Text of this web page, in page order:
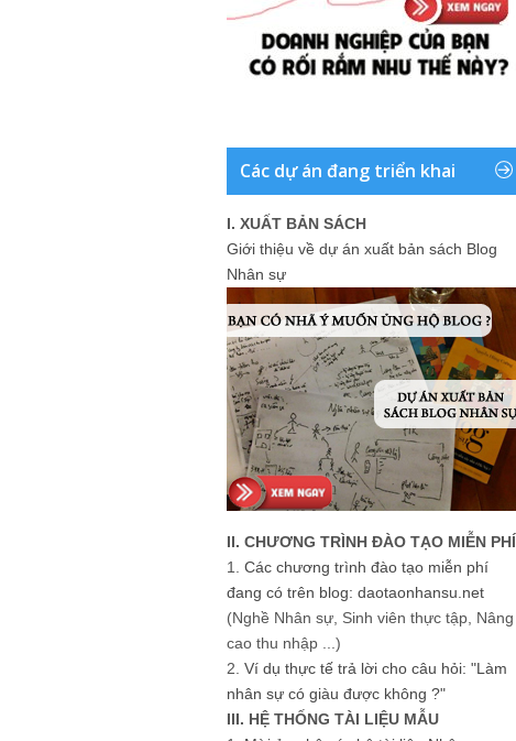
Các dự án đang triển khai
I. XUẤT BẢN SÁCH
Giới thiệu về dự án xuất bản sách Blog
Nhân sự
II. CHƯƠNG TRÌNH ĐÀO TẠO MIỄN PHÍ
1. Các chương trình đào tạo miễn phí
đang có trên blog: daotaonhansu.net
(Nghề Nhân sự, Sinh viên thực tập, Nâng
cao thu nhập ...)
2. Ví dụ thực tế trả lời cho câu hỏi: "Làm
nhân sự có giàu được không ?"
III. HỆ THỐNG TÀI LIỆU MẪU